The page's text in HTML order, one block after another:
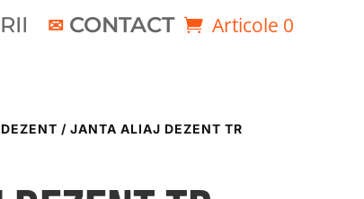
CONTACT Articole 0
/ JANTA ALIAJ DEZENT TR